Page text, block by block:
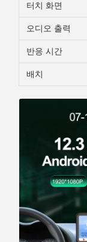
터치 화면
오디오 출력
반응 시간
배치